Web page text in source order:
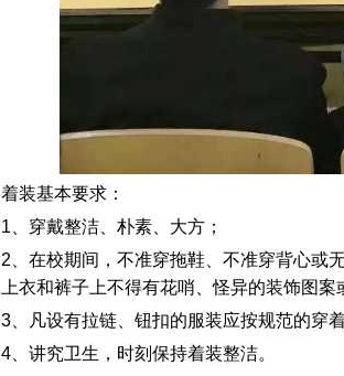
着装基本要求：
1、穿戴整洁、朴素、大方；
2、在校期间，不准穿拖鞋、不准穿背心或
上衣和裤子上不得有花哨、怪异的装饰图
3、凡设有拉链、钮扣的服装应按规范的穿
4、讲究卫生，时刻保持着装整洁。